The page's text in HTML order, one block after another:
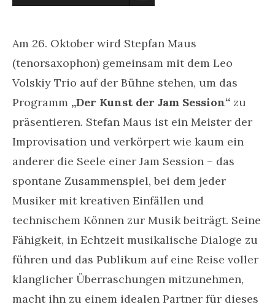
Am 26. Oktober wird Stepfan Maus
(tenorsaxophon) gemeinsam mit dem Leo
Volskiy Trio auf der Bühne stehen, um das
Programm „Der Kunst der Jam Session“ zu
präsentieren. Stefan Maus ist ein Meister der
Improvisation und verkörpert wie kaum ein
anderer die Seele einer Jam Session – das
spontane Zusammenspiel, bei dem jeder
Musiker mit kreativen Einfällen und
technischem Können zur Musik beiträgt. Seine
Fähigkeit, in Echtzeit musikalische Dialoge zu
führen und das Publikum auf eine Reise voller
klanglicher Überraschungen mitzunehmen,
macht ihn zu einem idealen Partner für dieses